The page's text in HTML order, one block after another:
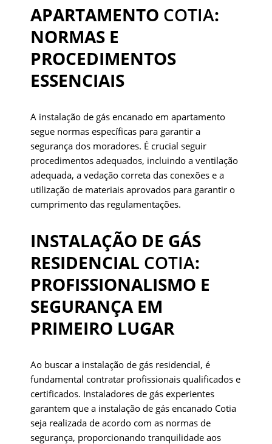
APARTAMENTO COTIA:
NORMAS E
PROCEDIMENTOS
ESSENCIAIS
A instalação de gás encanado em apartamento
segue normas específicas para garantir a
segurança dos moradores. É crucial seguir
procedimentos adequados, incluindo a ventilação
adequada, a vedação correta das conexões e a
utilização de materiais aprovados para garantir o
cumprimento das regulamentações.
INSTALAÇÃO DE GÁS
RESIDENCIAL COTIA:
PROFISSIONALISMO E
SEGURANÇA EM
PRIMEIRO LUGAR
Ao buscar a instalação de gás residencial, é
fundamental contratar profissionais qualificados e
certificados. Instaladores de gás experientes
garantem que a instalação de gás encanado Cotia
seja realizada de acordo com as normas de
segurança, proporcionando tranquilidade aos